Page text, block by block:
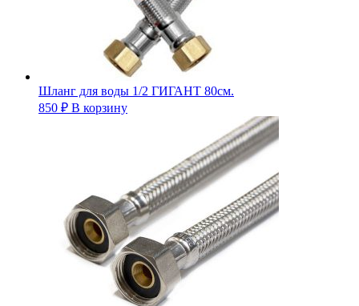
Шланг для воды 1/2 ГИГАНТ 80см.
850 ₽ В корзину